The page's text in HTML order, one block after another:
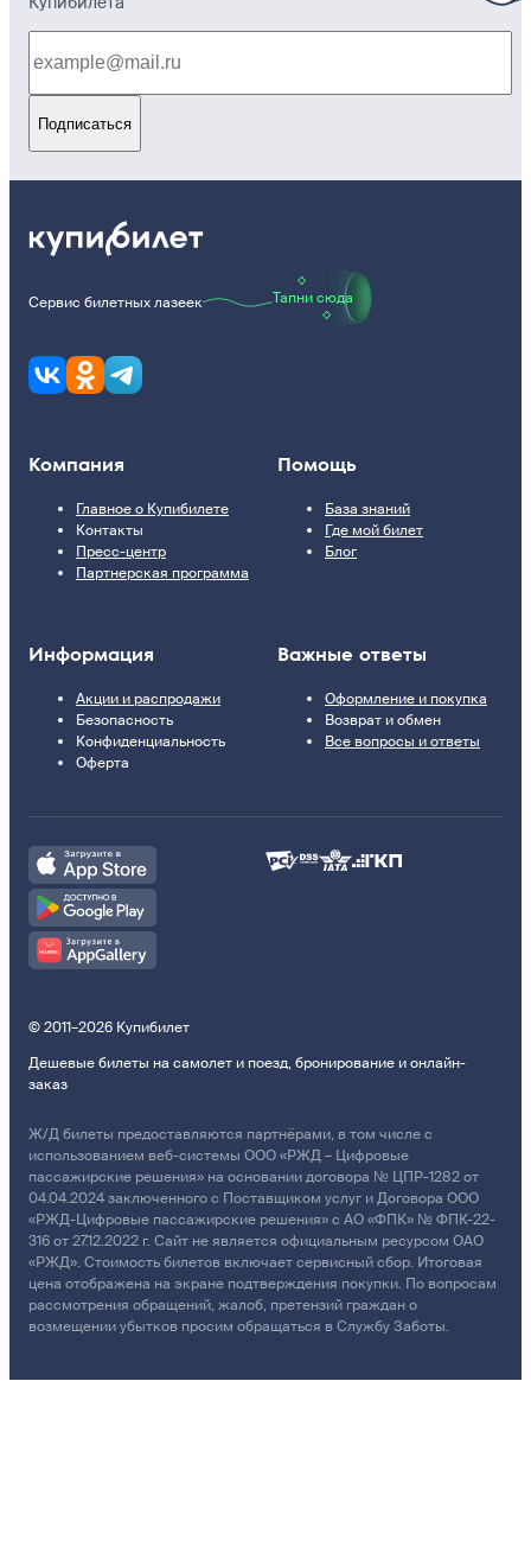
Подписаться
Сервис билетных лазеек Тапни сюда
Компания
Главное о Купибилете
Контакты
Пресс-центр
Партнерская программа
Помощь
База знаний
Где мой билет
Блог
Информация
Акции и распродажи
Безопасность
Конфиденциальность
Оферта
Важные ответы
Оформление и покупка
Возврат и обмен
Все вопросы и ответы
© 2011–2026 Купибилет
Дешевые билеты на самолет и поезд, бронирование и онлайн-
заказ
Ж/Д билеты предоставляются партнёрами, в том числе с
использованием веб-системы ООО «РЖД – Цифровые
пассажирские решения» на основании договора № ЦПР-1282 от
04.04.2024 заключенного с Поставщиком услуг и Договора ООО
«РЖД-Цифровые пассажирские решения» с АО «ФПК» № ФПК-22-
316 от 27.12.2022 г. Сайт не является официальным ресурсом ОАО
«РЖД». Стоимость билетов включает сервисный сбор. Итоговая
цена отображена на экране подтверждения покупки. По вопросам
рассмотрения обращений, жалоб, претензий граждан о
возмещении убытков просим обращаться в Службу Заботы.